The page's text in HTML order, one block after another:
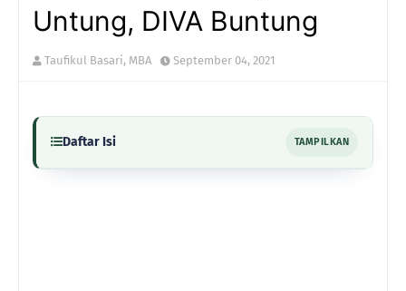
Untung, DIVA Buntung
Taufikul Basari, MBA September 04, 2021
Daftar Isi TAMPILKAN